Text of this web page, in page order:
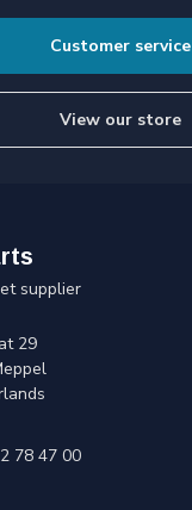
Customer service
View our store
supplier
29
78 47 00